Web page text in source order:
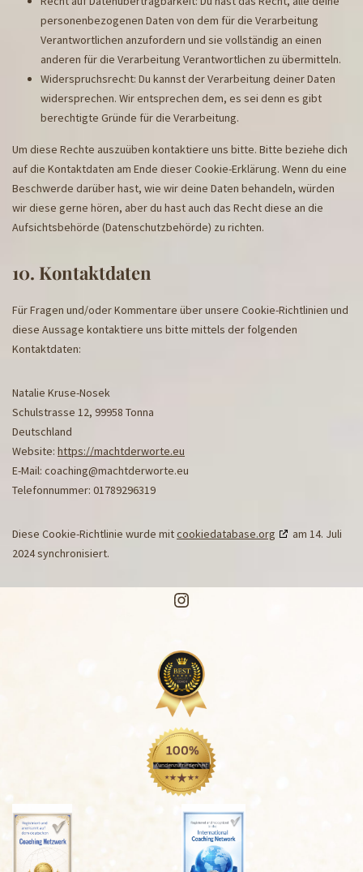
personenbezogenen Daten von dem für die Verarbeitung
Verantwortlichen anzufordern und sie vollständig an einen
anderen für die Verarbeitung Verantwortlichen zu übermitteln.
Widerspruchsrecht: Du kannst der Verarbeitung deiner Daten
widersprechen. Wir entsprechen dem, es sei denn es gibt
berechtigte Gründe für die Verarbeitung.
Um diese Rechte auszuüben kontaktiere uns bitte. Bitte beziehe dich
auf die Kontaktdaten am Ende dieser Cookie-Erklärung. Wenn du eine
Beschwerde darüber hast, wie wir deine Daten behandeln, würden
wir diese gerne hören, aber du hast auch das Recht diese an die
Aufsichtsbehörde (Datenschutzbehörde) zu richten.
10. Kontaktdaten
Für Fragen und/oder Kommentare über unsere Cookie-Richtlinien und
diese Aussage kontaktiere uns bitte mittels der folgenden
Kontaktdaten:
Natalie Kruse-Nosek
Schulstrasse 12, 99958 Tonna
Deutschland
Website: https://machtderworte.eu
E-Mail: coaching@machtderworte.eu
Telefonnummer: 01789296319
Diese Cookie-Richtlinie wurde mitcookiedatabase.org
am 14. Juli
2024 synchronisiert.